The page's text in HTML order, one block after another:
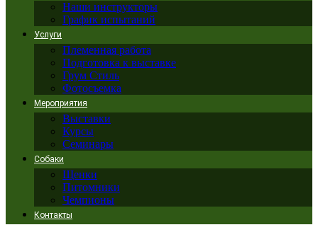
Наши инструкторы
График испытаний
Услуги
Племенная работа
Подготовка к выставке
Грум Стиль
Фотосъемка
Мероприятия
Выставки
Курсы
Семинары
Собаки
Щенки
Питомники
Чемпионы
Контакты